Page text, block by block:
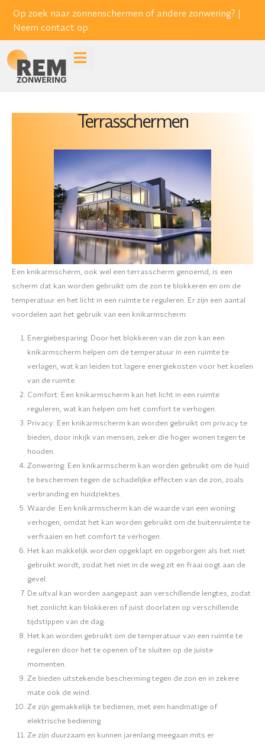
Op zoek naar zonnenschermen of andere zonwering? |
Neem contact op
Terrasschermen
Een knikarmscherm, ook wel een terrasscherm genoemd, is een
scherm dat kan worden gebruikt om de zon te blokkeren en om de
temperatuur en het licht in een ruimte te reguleren. Er zijn een aantal
voordelen aan het gebruik van een knikarmscherm:
Energiebesparing: Door het blokkeren van de zon kan een
knikarmscherm helpen om de temperatuur in een ruimte te
verlagen, wat kan leiden tot lagere energiekosten voor het koelen
van de ruimte.
Comfort: Een knikarmscherm kan het licht in een ruimte
reguleren, wat kan helpen om het comfort te verhogen.
Privacy: Een knikarmscherm kan worden gebruikt om privacy te
bieden, door inkijk van mensen, zeker die hoger wonen tegen te
houden.
Zonwering: Een knikarmscherm kan worden gebruikt om de huid
te beschermen tegen de schadelijke effecten van de zon, zoals
verbranding en huidziektes.
Waarde: Een knikarmscherm kan de waarde van een woning
verhogen, omdat het kan worden gebruikt om de buitenruimte te
verfraaien en het comfort te verhogen.
Het kan makkelijk worden opgeklapt en opgeborgen als het niet
gebruikt wordt, zodat het niet in de weg zit en fraai oogt aan de
gevel.
De uitval kan worden aangepast aan verschillende lengtes, zodat
het zonlicht kan blokkeren of juist doorlaten op verschillende
tijdstippen van de dag.
Het kan worden gebruikt om de temperatuur van een ruimte te
reguleren door het te openen of te sluiten op de juiste
momenten.
Ze bieden uitstekende bescherming tegen de zon en in zekere
mate ook de wind.
Ze zijn gemakkelijk te bedienen, met een handmatige of
elektrische bediening.
Ze zijn duurzaam en kunnen jarenlang meegaan mits er